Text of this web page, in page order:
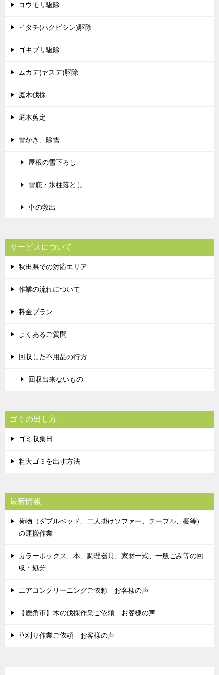
コウモリ駆除
イタチ(ハクビシン)駆除
ゴキブリ駆除
ムカデ(ヤスデ)駆除
庭木伐採
庭木剪定
雪かき、除雪
屋根の雪下ろし
雪庇・氷柱落とし
車の救出
サービスについて
秋田県での対応エリア
作業の流れについて
料金プラン
よくあるご質問
回収した不用品の行方
回収出来ないもの
ゴミの出し方
ゴミ収集日
粗大ゴミを出す方法
最新情報
荷物（ダブルベッド、二人掛けソファー、テーブル、棚等）
の運搬作業
カラーボックス、本、調理器具、家財一式、一般ごみ等の回
収・処分
エアコンクリーニングご依頼 お客様の声
【鹿角市】木の伐採作業ご依頼 お客様の声
草刈り作業ご依頼 お客様の声